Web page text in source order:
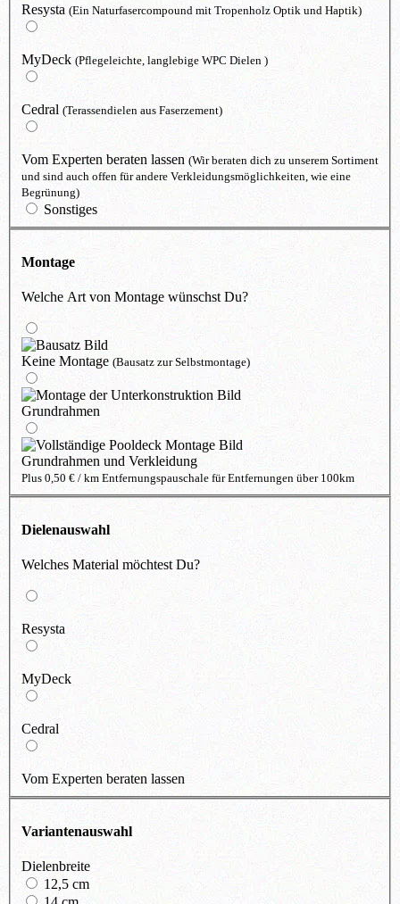
Resysta (Ein Naturfasercompound mit Tropenholz Optik und Haptik)
MyDeck (Pflegeleichte, langlebige WPC Dielen )
Cedral (Terassendielen aus Faserzement)
Vom Experten beraten lassen (Wir beraten dich zu unserem Sortiment
und sind auch offen für andere Verkleidungsmöglichkeiten, wie eine
Begrünung)
Sonstiges
Montage
Welche Art von Montage wünschst Du?
Keine Montage (Bausatz zur Selbstmontage)
Grundrahmen
Grundrahmen und Verkleidung
Plus 0,50 € / km Entfernungspauschale für Entfernungen über 100km
Dielenauswahl
Welches Material möchtest Du?
Resysta
MyDeck
Cedral
Vom Experten beraten lassen
Variantenauswahl
Dielenbreite
12,5 cm